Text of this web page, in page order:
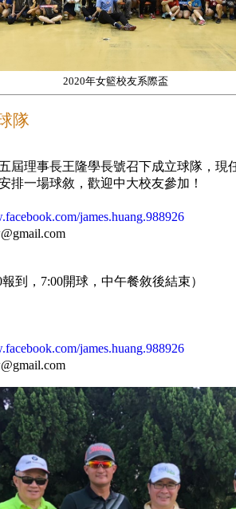
2020年女籃校友系際盃
隊
屆理事長王隆學長號召下成立球隊，現
排一場球敘，歡迎中大校友參加！
james.huang.988926
到，7:00開球，中午餐敘後結束）
james.huang.988926